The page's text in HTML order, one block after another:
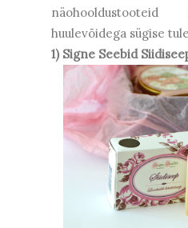
huulevõidega sügise
1) Signe Seebid